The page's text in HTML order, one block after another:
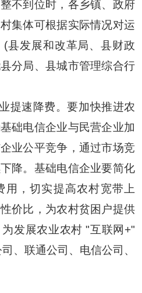
不到位时，各乡镇、政府
集体可根据实际情况对运
县发展和改革局、县财政
分局、县城市管理综合行
提速降费。要加快推进农
础电信企业与民营企业加
业公平竞争，通过市场竞
降。基础电信企业要简化
用，切实提高农村宽带上
价比，为农村贫困户提供
发展农业农村 "互联网+"
、联通公司、电信公司、